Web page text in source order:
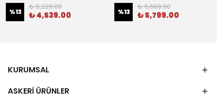
%13
₺ 5,229.00
₺ 4,539.00 %13
₺ 6,669.00
₺ 5,799.00
KURUMSAL
ASKERİ ÜRÜNLER